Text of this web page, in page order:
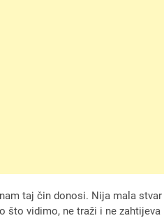
taj čin donosi. Nija mala
vidimo, ne traži i ne